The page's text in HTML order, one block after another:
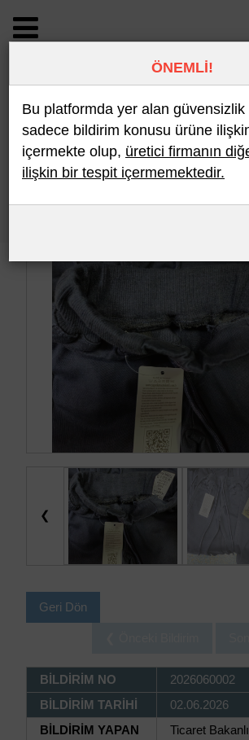
BİLDİRİM DETAYI
Son 10 Bildirim En Çok
❮
Geri Dön
BİLDİRİM NO
2026060002
BİLDİRİM TARİHİ
02.06.2026
BİLDİRİM YAPAN
Ticaret
ÖNEMLİ!
Bu platformda yer alan güvensizlik
sadece bildirim konusu ürüne
içermekte olup, üretici firmanın
ilişkin bir tespit içermemektedir.